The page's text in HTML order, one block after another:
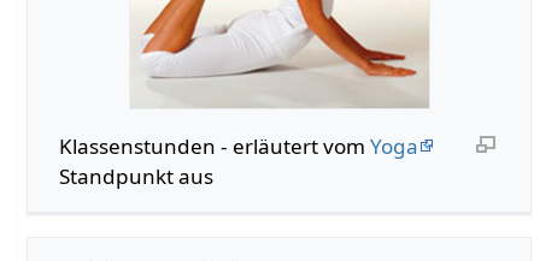
Klassenstunden - erläutert vom Yoga
Standpunkt aus